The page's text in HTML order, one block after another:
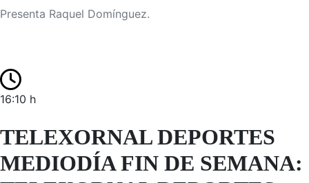
Presenta Raquel Domínguez.
16:10 h
TELEXORNAL DEPORTES
MEDIODÍA FIN DE SEMANA: